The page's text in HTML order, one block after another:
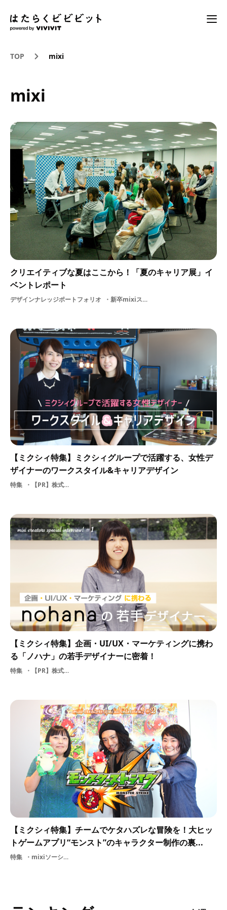
TOP mixi
mixi
クリエイティブな夏はここから！「夏のキャリア展」イ
ベントレポート
デザインナレッジポートフォリオ 新卒mixiスキルソーシャルゲームソーシャルデザイン人事説明会仕事美大生学生夏のキャリア展専門学校就活
【ミクシィ特集】ミクシィグループで活躍する、女性デ
ザイナーのワークスタイル&キャリアデザイン
特集 【PR】株式会社ミクシィmixi女性子供
【ミクシィ特集】企画・UI/UX・マーケティングに携わ
る「ノハナ」の若手デザイナーに密着！
特集 【PR】株式会社ミクシィITmixi写真社内ベンチャー
【ミクシィ特集】チームでケタハズレな冒険を！大ヒッ
トゲームアプリ“モンスト”のキャラクター制作の裏...
特集 mixiソーシャルゲーム【PR】株式会社ミクシィイラストレーターIT